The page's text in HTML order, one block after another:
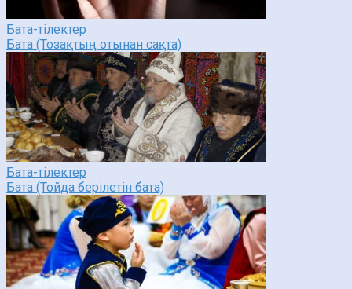
Бата-тілектер
Бата (Тозақтың отынан сақта)
Бата-тілектер
Бата (Тойда берілетін бата)